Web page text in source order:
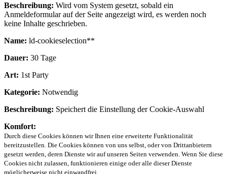
Beschreibung: Wird vom System gesetzt, sobald ein
Anmeldeformular auf der Seite angezeigt wird, es werden noch
keine Inhalte geschrieben.
Name: ld-cookieselection**
Dauer: 30 Tage
Art: 1st Party
Kategorie: Notwendig
Beschreibung: Speichert die Einstellung der Cookie-Auswahl
Komfort:
Durch diese Cookies können wir Ihnen eine erweiterte Funktionalität
bereitzustellen. Die Cookies können von uns selbst, oder von Drittanbietern
gesetzt werden, deren Dienste wir auf unseren Seiten verwenden. Wenn Sie diese
Cookies nicht zulassen, funktionieren einige oder alle dieser Dienste
möglicherweise nicht einwandfrei.